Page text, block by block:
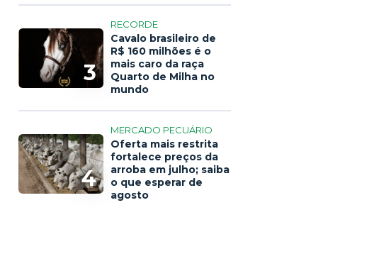
3
RECORDE
Cavalo brasileiro de
R$ 160 milhões é o
mais caro da raça
Quarto de Milha no
mundo
4
MERCADO PECUÁRIO
Oferta mais restrita
fortalece preços da
arroba em julho; saiba
o que esperar de
agosto